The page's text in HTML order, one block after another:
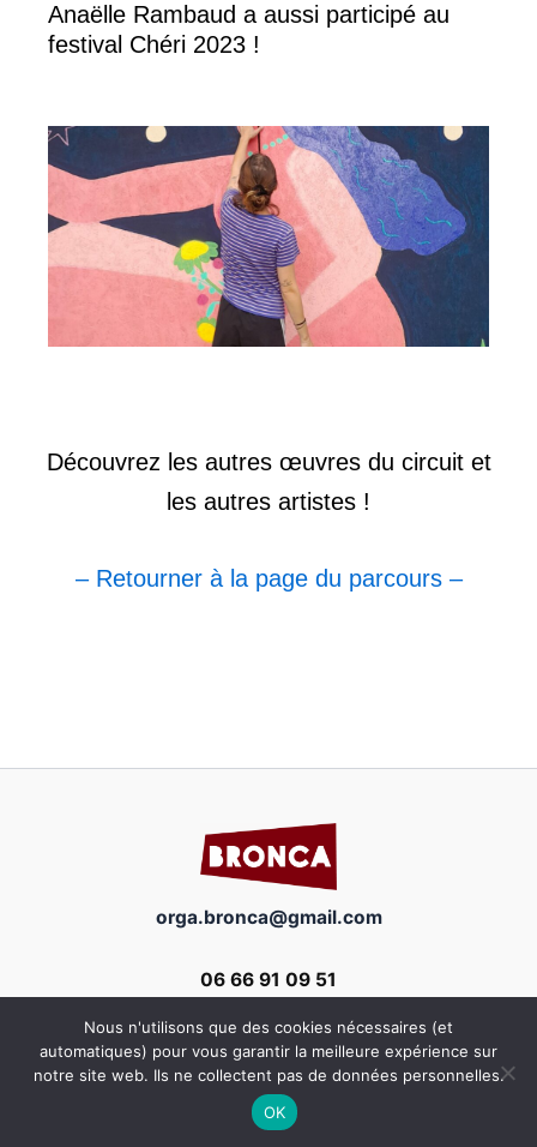
Anaëlle Rambaud a aussi participé au
festival Chéri 2023 !
Découvrez les autres œuvres du circuit et
les autres artistes !
– Retourner à la page du parcours –
orga.bronca@gmail.com
06 66 91 09 51
Nous n'utilisons que des cookies nécessaires (et
automatiques) pour vous garantir la meilleure expérience sur
notre site web. Ils ne collectent pas de données personnelles.
OK